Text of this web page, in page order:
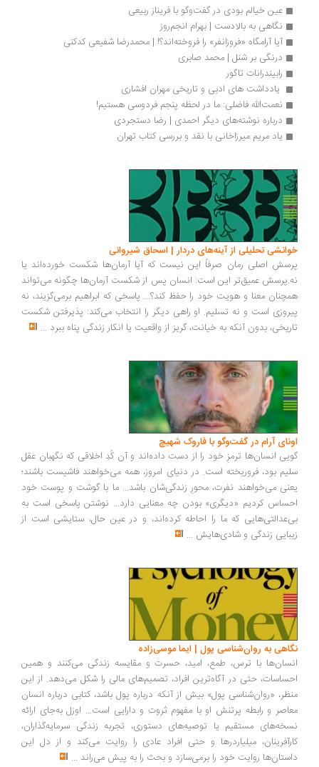
عین خیالم بودی در گفت‌وگو با فریناز ربیعی
نگاهی به بالادست | بهرام انجم‌روز
آیا آرامگاه «فروزانفر» را فروخته‌اند؟! | محمدرضا شفیعی کدکنی
درنگی بر شنل | محمد صابری
رابیندرانات تاگور
یادداشت ‌های ادبی و تاریخی مهران افشاری
نعمت‌الله فاضلی: ما در لحظه پنجم فردوسی هستیم!
درباره نوشته‌های دیگر احمدی | رضا دستجردی
یاد مریم میرزاخانی با نقد و بررسی کتاب تهران
تحلیلی از آینه‌های دردار | اسحاق شیروانی
اصلی رمان صرفاً این نیست که آیا آرمان‌ها شکست خورده‌اند یا
عمیق‌تر این است: انسان پس از شکست آرمان‌ها چگونه می‌تواند
معنا و هویت خود را حفظ کند؟... پاسخی که ابراهیم برمی‌گزیند، نه
است و نه تسلیم. او راهی دیگر را انتخاب می‌کند: پذیرفتن شکست
بدون آنکه به خیانت، گریز از واقعیت یا انکار زندگی پناه ببرد...
آرام در گفت‌وگو با فاروک شهیچ‭
انسان‌ها ترمزِ خود را از دست داده‌اند و آن کُدِ اخلاقی که نگهبان عقل
بود، فروریخته است. در دنیای امروز، همه می‌خواهند فاشیست باشند؛
می‌خواهند نفرت، محورِ زندگی‌شان باشد... ما با گوشت و پوست خود
کردیم «دیگری» بودن چه معنایی دارد... نوشتن پاسخی است به
که ما را احاطه کرده‌اند، و در عین حال، ستایشی است از
زندگی و شادی‌هایش...
به روان‌شناسی پول | ایما موسی‌زاده
با ترس، طمع، امید، حسرت و مقایسه زندگی می‌کنند و همین
حتی در آگاه‌ترین افراد، تصمیم‌های مالی را شکل می‌دهد. از این
«روان‌شناسی پول» بیش از آنکه درباره پول باشد، کتابی درباره انسان
و رابطه پرتنش او با مفهوم ثروت و دارایی است... اوزل به‌جای ارائه
مستقیم یا توصیه‌های دستوری، تجربه زندگی سرمایه‌گذاران،
میلیاردرها و حتی افراد عادی را روایت می‌کند و از دل این
روایت خود را برمی‌سازد و بحث را به پیش می‌راند...